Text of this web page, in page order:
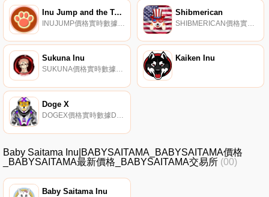
Inu Jump and the Temple of Shiba Shibmerican
Sukuna Inu
SUKUNA價格實時數據因紐特人生來就肩負著為社區服務的使命。Sukuna是一個社區表情符號,所有權將被放棄。這對所有投資者來說都是完全安全的。該項目將朝著NFT和冒險游戲的方向發展,為動漫迷提供越洋之旅的體驗。游戲將分為多個級別,挑戰不斷增加,獎勵更高,政策與通脹平衡.
Kaiken Inu
Doge X
DOGEX價格實時數據Doge X是為狗狗幣社區創建的通貨緊縮代幣。一份反映合同,在狗狗幣中獲得15%的獎勵。Doge X還擁有自己的街頭藝術家手工制作的可收藏NFT.
Baby Saitama Inu|BABYSAITAMA_BABYSAITAMA價格
_BABYSAITAMA最新價格_BABYSAITAMA交易所 (00)
Baby Saitama Inu